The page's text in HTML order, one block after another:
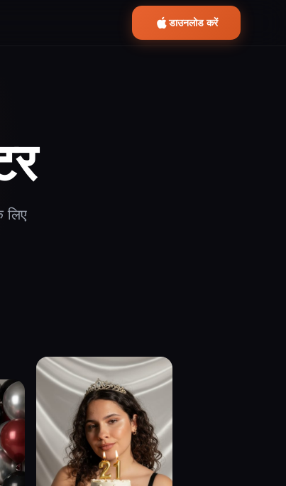
डाउनलोड करें
लिए